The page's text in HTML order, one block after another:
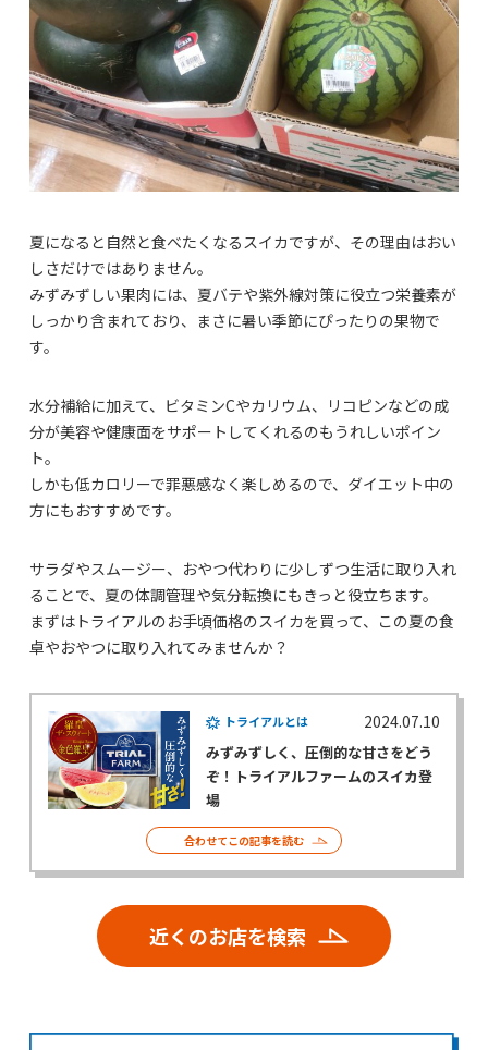
夏になると自然と食べたくなるスイカですが、その理由はおい
しさだけではありません。
みずみずしい果肉には、夏バテや紫外線対策に役立つ栄養素が
しっかり含まれており、まさに暑い季節にぴったりの果物で
す。
水分補給に加えて、ビタミンCやカリウム、リコピンなどの成
分が美容や健康面をサポートしてくれるのもうれしいポイン
ト。
しかも低カロリーで罪悪感なく楽しめるので、ダイエット中の
方にもおすすめです。
サラダやスムージー、おやつ代わりに少しずつ生活に取り入れ
ることで、夏の体調管理や気分転換にもきっと役立ちます。
まずはトライアルのお手頃価格のスイカを買って、この夏の食
卓やおやつに取り入れてみませんか？
トライアルとは 2024.07.10
みずみずしく、圧倒的な甘さをどう
ぞ！トライアルファームのスイカ登
場
合わせてこの記事を読む
近くのお店を検索